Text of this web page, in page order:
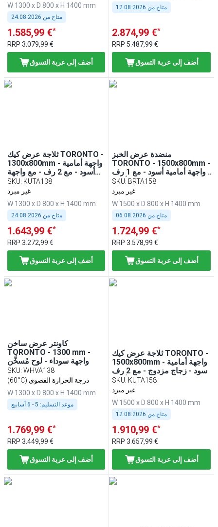
W 1300 x D 800 x H 1400 mm
متاح من 24.08.2026
1.585,99 €*
RRP 3.079,99 €
أضف إلى عربة التسوق
متاح من 12.08.2026
2.874,99 €*
RRP 5.487,99 €
أضف إلى عربة التسوق
ثلاجة عرض كيك TORONTO -
1300x800mm - واجهة أمامية
أسود - مع 2 رف - مع واجهة
زجاجية - زجاج مزدوج - لوح
عمل من الغرانيت الأسود
SKU: KUTA138
غير مبرد
W 1300 x D 800 x H 1400 mm
متاح من 24.08.2026
1.643,99 €*
RRP 3.272,99 €
أضف إلى عربة التسوق
منضدة عرض الخبز
TORONTO - 1500x800mm -
واجهة أمامية أسود - مع 1 رف
- لوح عمل من الغرانيت الأسود
SKU: BRTA158
غير مبرد
W 1500 x D 800 x H 1400 mm
متاح من 06.08.2026
1.724,99 €*
RRP3.578,99 €
أضف إلى عربة التسوق
كاونتر عرض ساخن
TORONTO - 1300 mm -
واجهة سوداء - لوح مُسخَّن
SKU: WHVA138
(60°C) درجة الحرارة القصوى
W 1300 x D 800 x H 1400 mm
موعد التسليم:
1.769,99 €*
RRP 3.449,99 €
أضف إلى عربة التسوق
ثلاجة عرض كيك TORONTO -
1500x800mm - واجهة أمامية
أسود - زجاج مزدوج - مع 2 رف
- لوح عمل من الغرانيت الأسود
- مع واجهة زجاجية
SKU: KUTA158
غير مبرد
W 1500 x D 800 x H 1400 mm
متاح من 12.08.2026
1.910,99 €*
RRP3.657,99 €
أضف إلى عربة التسوق